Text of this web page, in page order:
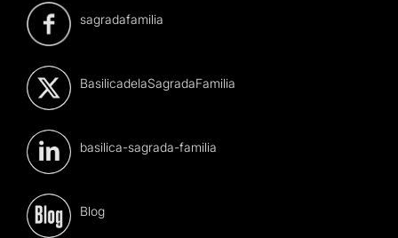
sagradafamilia
BasilicadelaSagradaFamilia
basilica-sagrada-familia
Blog